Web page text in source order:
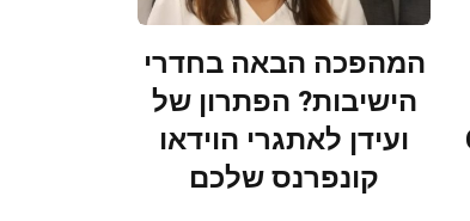
המהפכה הבאה בחדרי
הישיבות? הפתרון של
ועידן לאתגרי הוידאו
קונפרנס שלכם